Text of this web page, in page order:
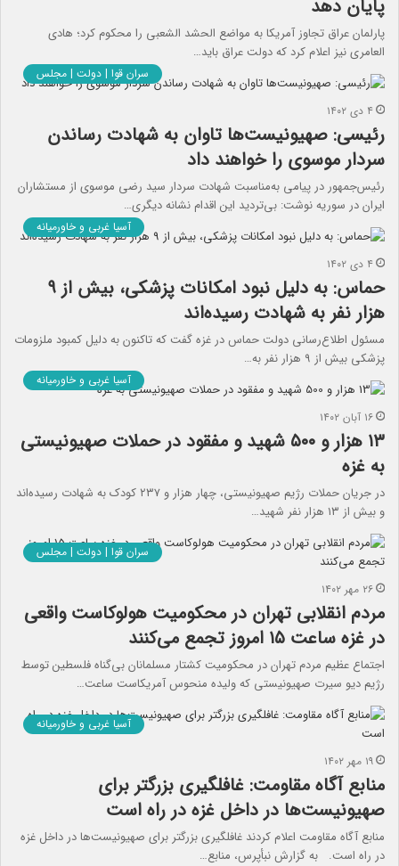
پایان دهد
پارلمان عراق تجاوز آمریکا به مواضع الحشد الشعبی را محکوم کرد؛ هادی
العامری نیز اعلام کرد که دولت عراق باید…
سران قوا | دولت | مجلس
۴ دی ۱۴۰۲
رئیسی: صهیونیست‌ها تاوان به شهادت رساندن
سردار موسوی را خواهند داد
رئیس‌جمهور در پیامی به‌مناسبت شهادت سردار سید رضی موسوی از مستشاران
ایران در سوریه نوشت: بی‌تردید این اقدام نشانه دیگری…
آسیا غربی و خاورمیانه
۴ دی ۱۴۰۲
حماس: به دلیل نبود امکانات پزشکی، بیش از ۹
هزار نفر به شهادت رسیده‌اند
مسئول اطلاع‌رسانی دولت حماس در غزه گفت که تاکنون به دلیل کمبود ملزومات
پزشکی بیش از ۹ هزار نفر به…
آسیا غربی و خاورمیانه
۱۶ آبان ۱۴۰۲
۱۳ هزار و ۵۰۰ شهید و مفقود در حملات صهیونیستی
به غزه
در جریان حملات رژیم صهیونیستی، چهار هزار و ۲۳۷ کودک به شهادت رسیده‌اند
و بیش از ۱۳ هزار نفر شهید…
سران قوا | دولت | مجلس
۲۶ مهر ۱۴۰۲
مردم انقلابی تهران در محکومیت هولوکاست واقعی
در غزه ساعت ۱۵ امروز تجمع می‌کنند
اجتماع عظیم مردم تهران در محکومیت کشتار مسلمانان بی‌گناه فلسطین توسط
رژیم دیو سیرت صهیونیستی که ولیده منحوس آمریکاست ساعت…
آسیا غربی و خاورمیانه
۱۹ مهر ۱۴۰۲
منابع آگاه مقاومت: غافلگیری بزرگتر برای
صهیونیست‌ها در داخل غزه در راه است
منابع آگاه مقاومت اعلام کردند غافلگیری بزرگتر برای صهیونیست‌ها در داخل غزه
در راه است. به گزارش نبأپرس، منابع…